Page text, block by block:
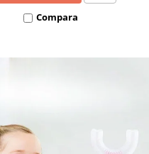
Compara